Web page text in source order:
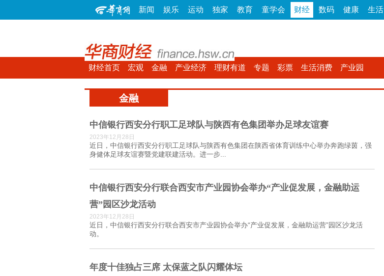
新闻 娱乐 运动 独家 教育 童学会 财经 数码 健康 生活
财经首页 宏观 金融 产业经济 理财有道 专题 彩票 生活消费 产业园
金融
中信银行西安分行职工足球队与陕西有色集团举办足球友谊赛
2023年12月28日
近日，中信银行西安分行职工足球队与陕西有色集团在陕西省体育训练中心举办奔跑绿茵，强
身健体足球友谊赛暨党建联建活动。进一步...
中信银行西安分行联合西安市产业园协会举办“产业促发展，金融助运
营”园区沙龙活动
2023年12月28日
近日，中信银行西安分行联合西安市产业园协会举办“产业促发展，金融助运营”园区沙龙活
动。
年度十佳独占三席 太保蓝之队闪耀体坛